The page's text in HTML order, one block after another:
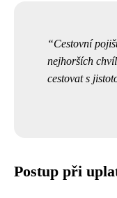
Cestovní
nejhorších
cestovat s
Postup při